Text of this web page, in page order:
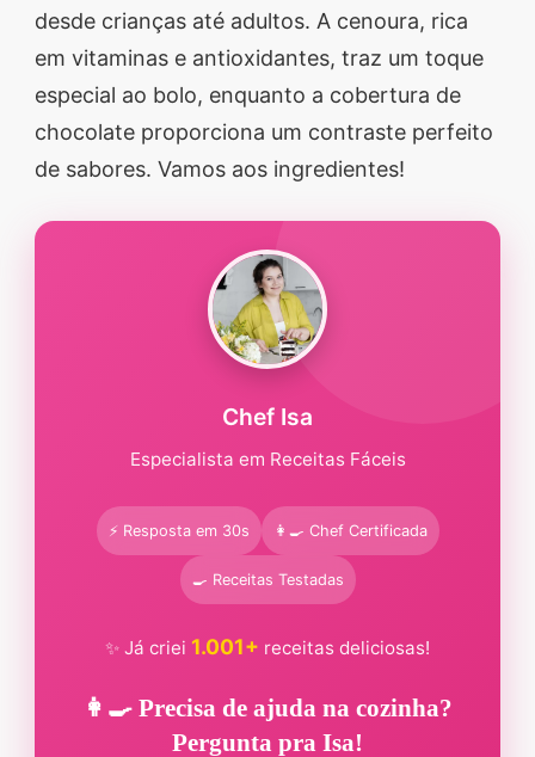
desde crianças até adultos. A cenoura, rica
em vitaminas e antioxidantes, traz um toque
especial ao bolo, enquanto a cobertura de
chocolate proporciona um contraste perfeito
de sabores. Vamos aos ingredientes!
Chef Isa
Especialista em Receitas Fáceis
⚡ Resposta em 30s 👩‍🍳 Chef Certificada
🍳 Receitas Testadas
✨ Já criei 1.001+ receitas deliciosas!
👩‍🍳 Precisa de ajuda na cozinha?
Pergunta pra Isa!